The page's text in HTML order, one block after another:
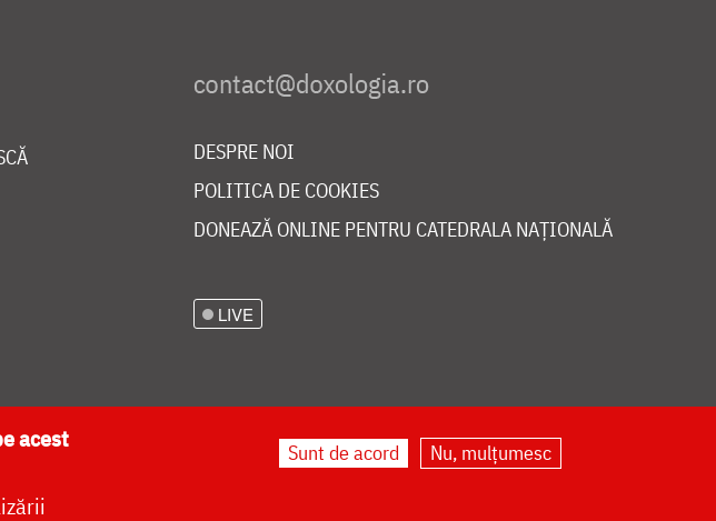
DESPRE NOI
POLITICA DE COOKIES
DONEAZĂ ONLINE PENTRU CATEDRALA NAȚIONALĂ
LIVE
acest
Sunt de acord Nu, mulțumesc